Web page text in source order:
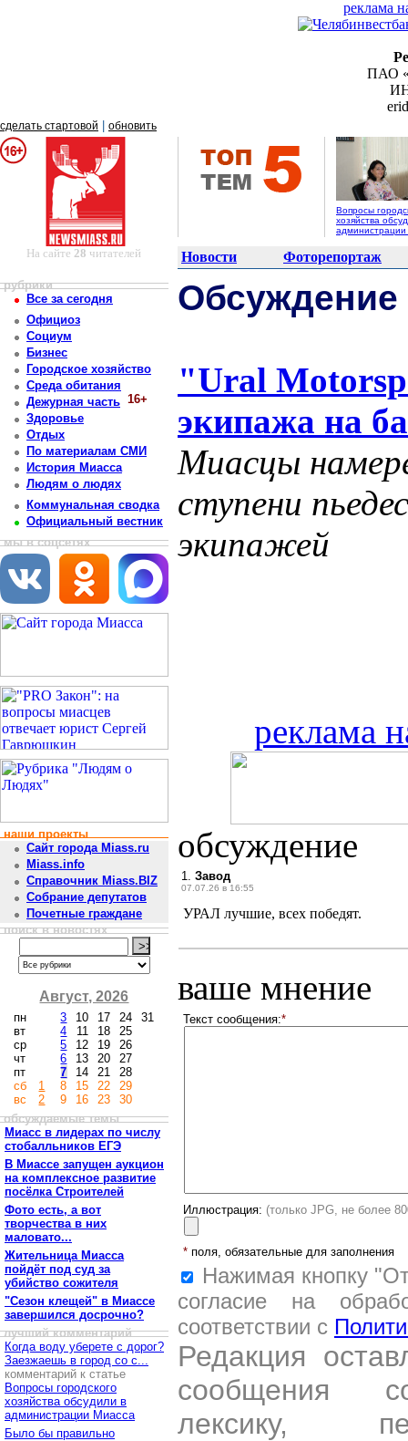
реклама
ПАО
сделать стартовой обновить
Вопросы
хозяйства
На сайте 28 читателей Новости Фоторепортаж
рубрики
Все за сегодня
Официоз
Социум
Бизнес
Городское хозяйство
Среда обитания
Дежурная часть 16+
Здоровье
Отдых
По материалам СМИ
История Миасса
Людям о людях
Коммунальная сводка
Официальный вестник
мы в соцсетях
наши проекты
Сайт города Miass.ru
Miass.info
Справочник Miass.BIZ
Собрание депутатов
Почетные граждане
поиск в новостях
Август, 2026
пн
вт
ср
чт
пт
сб
вс
1
2
3
4
5
6
7
8
9
10
11
12
13
14
15
16
17
18
19
20
21
22
23
24
25
26
27
28
29
30
31
обсуждаемые темы
Миасс в лидерах по числу
стобалльников ЕГЭ
В Миассе запущен аукцион
на комплексное развитие
посёлка Строителей
Фото есть, а вот
творчества в них
маловато...
Жительница Миасса
пойдёт под суд за
убийство сожителя
"Сезон клещей" в Миассе
завершился досрочно?
лучший комментарий
Когда воду уберете с дорог?
Заезжаешь в город со с...
комментарий к статье
Вопросы городского
хозяйства обсудили в
администрации Миасса
Было бы правильно
"Ural
экипажа на
Миасцы
ступени
экипажей
реклама
обсуждение
1. Завод
07.07.26 в 16:55
УРАЛ лучшие, всех победят.
ваше мнение
Текст сообщения:*
Иллюстрация: (только JPG, не более
* поля, обязательные для заполнения
Нажимая кнопку
согласие на
соответствии с
Редакция
сообщения
лексику,